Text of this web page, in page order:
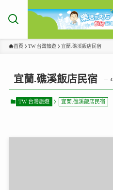
首頁 TW 台灣旅遊 宜蘭.礁溪飯店民宿
宜蘭.礁溪飯店民宿 –
TW 台灣旅遊 宜蘭.礁溪飯店民宿